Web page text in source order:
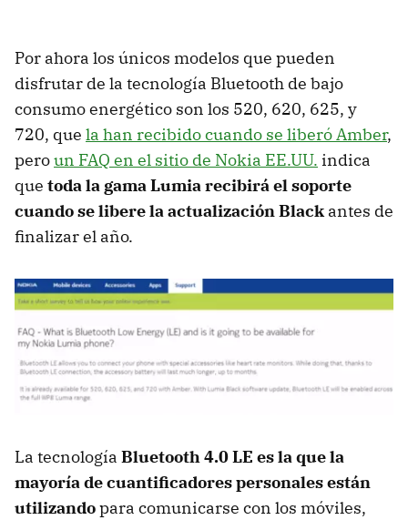
Por ahora los únicos modelos que pueden
disfrutar de la tecnología Bluetooth de bajo
consumo energético son los 520, 620, 625, y
720, que la han recibido cuando se liberó Amber,
peroun FAQ en el sitio de Nokia EE.UU. indica
que toda la gama Lumia recibirá el soporte
cuando se libere la actualización Blackantes de
finalizar el año.
La tecnología Bluetooth 4.0 LE es la que la
mayoría de cuantificadores personales están
utilizandopara comunicarse con los móviles,